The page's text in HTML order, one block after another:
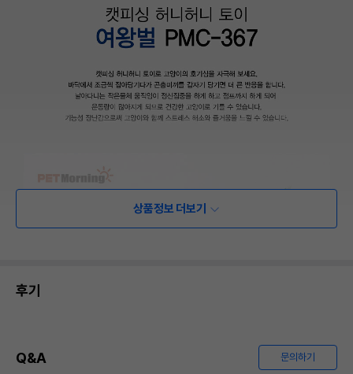
상품정보 더보기
후기
Q&A 문의하기